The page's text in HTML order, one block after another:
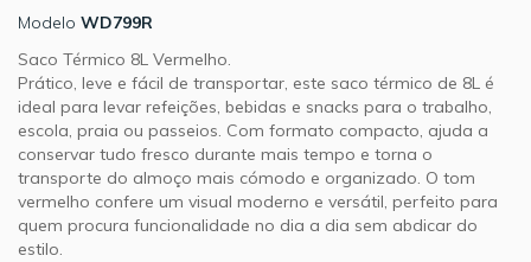
Modelo WD799R
Saco Térmico 8L Vermelho.
Prático, leve e fácil de transportar, este saco térmico de 8L é
ideal para levar refeições, bebidas e snacks para o trabalho,
escola, praia ou passeios. Com formato compacto, ajuda a
conservar tudo fresco durante mais tempo e torna o
transporte do almoço mais cómodo e organizado. O tom
vermelho confere um visual moderno e versátil, perfeito para
quem procura funcionalidade no dia a dia sem abdicar do
estilo.